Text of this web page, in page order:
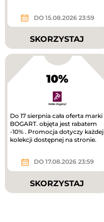
DO 15.08.2026 23:59
SKORZYSTAJ
10%
Do 17 sierpnia cała oferta marki
BOGART. objęta jest rabatem
-10% . Promocja dotyczy każdej
kolekcji dostępnej na stronie.
DO 17.08.2026 23:59
SKORZYSTAJ